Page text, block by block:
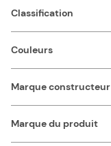
Classification
Couleurs
Marque constructeur
Marque du produit